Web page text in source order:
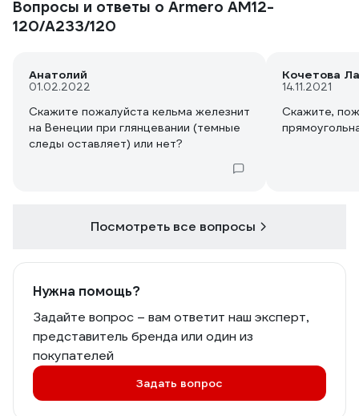
Вопросы и ответы о Armero AM12-
120/A233/120
Анатолий
01.02.2022
Скажите пожалуйста кельма железнит
на Венеции при глянцевании (темные
следы оставляет) или нет?
Кочетова
14.11.2021
Скажите,
Посмотреть все вопросы
Нужна помощь?
Задайте вопрос – вам ответит наш эксперт,
представитель бренда или один из
покупателей
Задать вопрос